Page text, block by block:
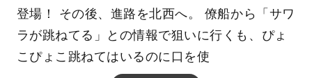
登場！ その後、進路を北西へ。 僚船から「サワ
ラが跳ねてる」との情報で狙いに行くも、ぴょ
こぴょこ跳ねてはいるのに口を使